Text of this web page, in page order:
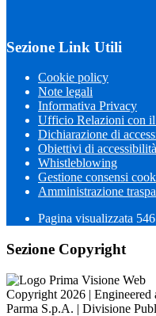
Sezione Link Utili
Cookie policy
Note legali
Informativa Privacy
Ufficio Relazioni con
Dichiarazione di
Obiettivi di accessibilità
Whistleblowing
Gestione consensi
Amministrazione
Pagina visualizzata 546
Sezione Copyright
Copyright 2026 |
Parma S.p.A. | Divisione